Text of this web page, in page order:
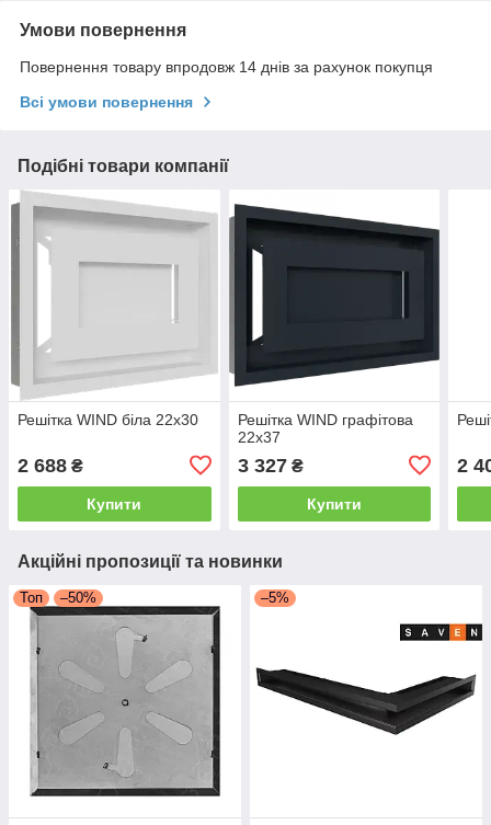
Умови повернення
Повернення товару впродовж 14 днів за рахунок покупця
Всі умови повернення
Подібні товари компанії
Решітка WIND біла 22x30
2 688 ₴
Купити
Решітка WIND графітова
22x37
3 327₴
Купити
2
Акційні пропозиції та новинки
Топ –50% –5%